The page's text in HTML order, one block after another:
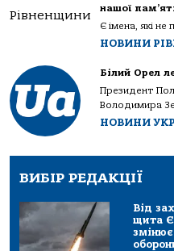
нашої
Є імена, які не
НОВИНИ
Білий Орел
Президент
Володимира
НОВИНИ
ВИБІР РЕДАКЦІЇ
Від
щита
змінює